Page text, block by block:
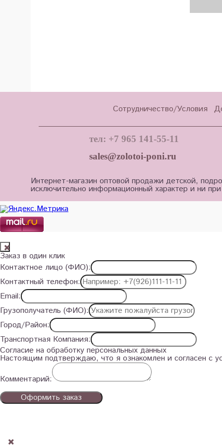
Сотрудничество/Условия
тел: +7 965 141-55-11
sales@zolotoi-poni.ru
Интернет-магазин оптовой продажи детской,
исключительно информационный характер и ни
Заказ в один клик
Контактное лицо (ФИО):
Контактный телефон:
Email:
Грузополучатель (ФИО):
Город/Район:
Транспортная Компания:
Согласие на обработку персональных данных
Настоящим подтверждаю, что я ознакомлен и согласен с
Комментарий:
Оформить заказ